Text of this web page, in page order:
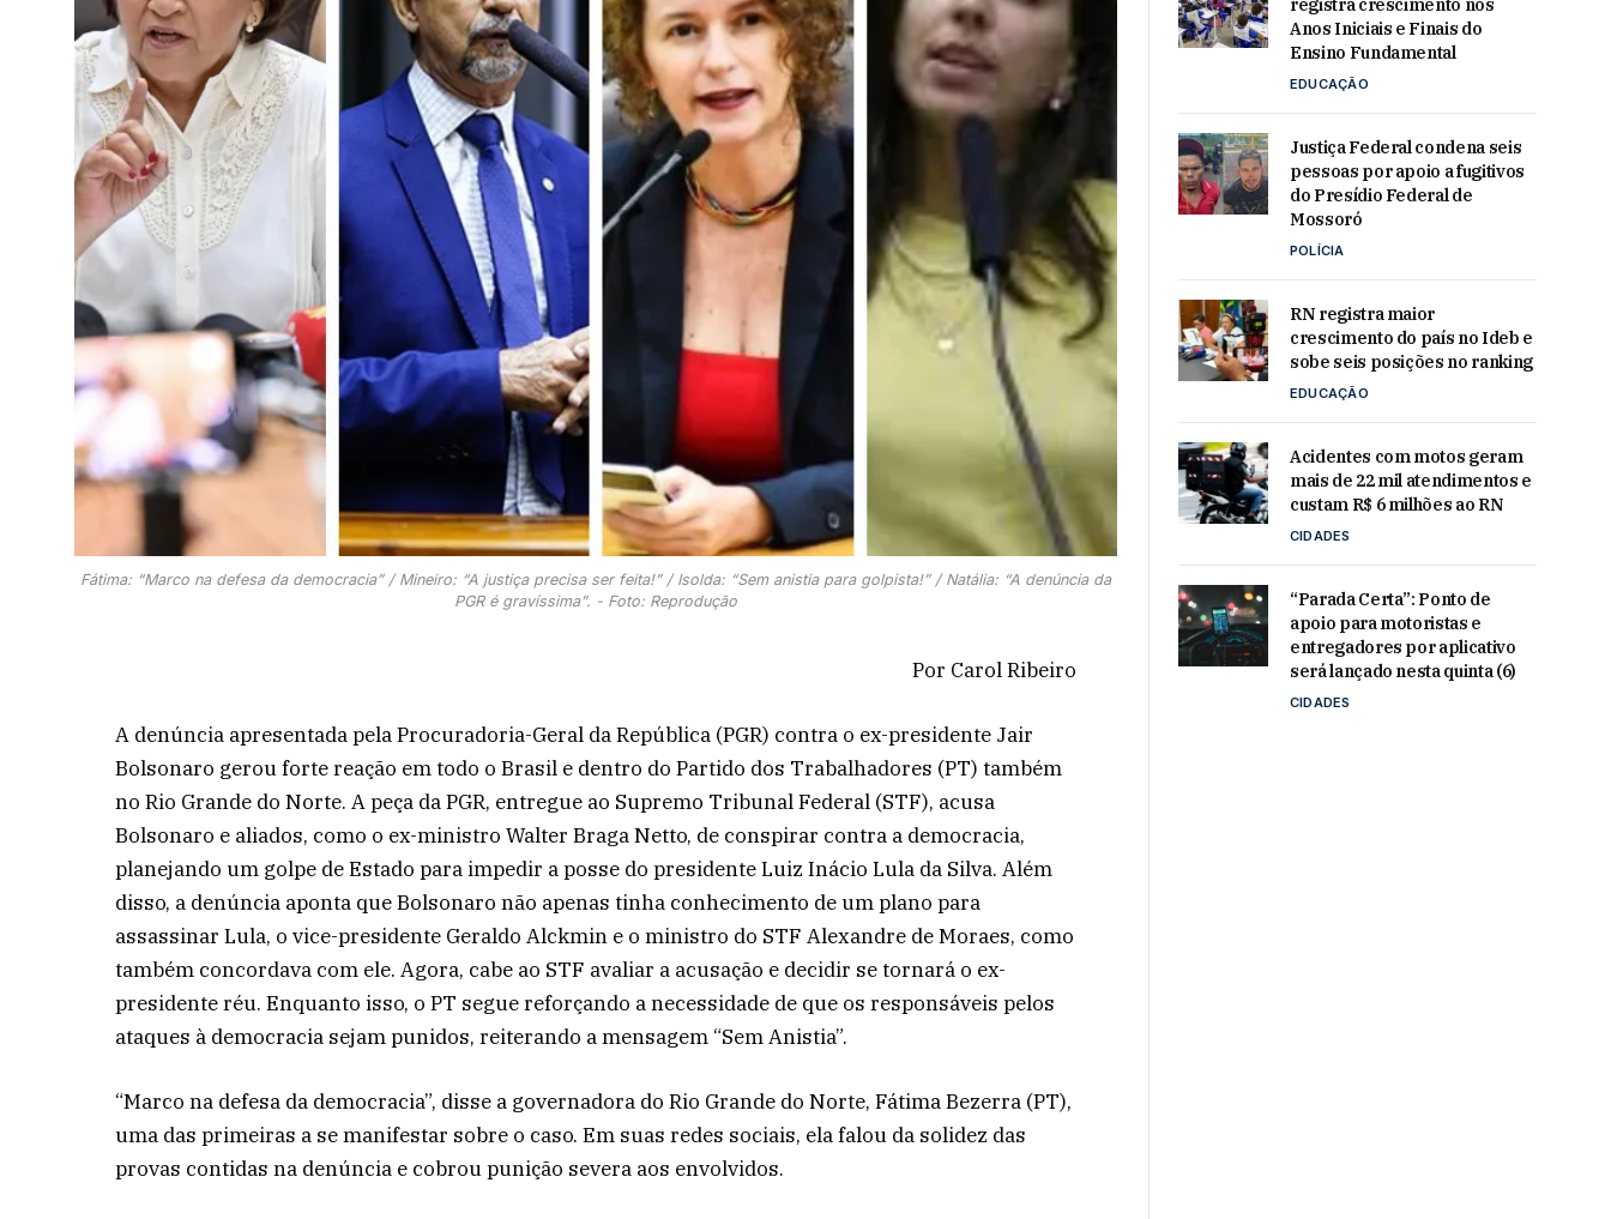
Fátima: “Marco na defesa da democracia” / Mineiro: “A justiça precisa ser feita!” / Isolda: “Sem anistia para golpista!” / Natália: “A denúncia da
PGR é gravíssima”. - Foto: Reprodução
Por Carol Ribeiro
A denúncia apresentada pela Procuradoria-Geral da República (PGR) contra o ex-presidente Jair
Bolsonaro gerou forte reação em todo o Brasil e dentro do Partido dos Trabalhadores (PT) também
no Rio Grande do Norte. A peça da PGR, entregue ao Supremo Tribunal Federal (STF), acusa
Bolsonaro e aliados, como o ex-ministro Walter Braga Netto, de conspirar contra a democracia,
planejando um golpe de Estado para impedir a posse do presidente Luiz Inácio Lula da Silva. Além
disso, a denúncia aponta que Bolsonaro não apenas tinha conhecimento de um plano para
assassinar Lula, o vice-presidente Geraldo Alckmin e o ministro do STF Alexandre de Moraes, como
também concordava com ele. Agora, cabe ao STF avaliar a acusação e decidir se tornará o ex-
presidente réu. Enquanto isso, o PT segue reforçando a necessidade de que os responsáveis pelos
ataques à democracia sejam punidos, reiterando a mensagem “Sem Anistia”.
“Marco na defesa da democracia”, disse a governadora do Rio Grande do Norte, Fátima Bezerra (PT),
uma das primeiras a se manifestar sobre o caso. Em suas redes sociais, ela falou da solidez das
provas contidas na denúncia e cobrou punição severa aos envolvidos.
registra crescimento nos
Anos Iniciais e Finais do
Ensino Fundamental
EDUCAÇÃO
Justiça Federal condena seis
pessoas por apoio a fugitivos
do Presídio Federal de
Mossoró
POLÍCIA
RN registra maior
crescimento do país no Ideb e
sobe seis posições no ranking
EDUCAÇÃO
Acidentes com motos geram
mais de 22 mil atendimentos e
custam R$ 6 milhões ao RN
CIDADES
“Parada Certa”: Ponto de
apoio para motoristas e
entregadores por aplicativo
será lançado nesta quinta (6)
CIDADES